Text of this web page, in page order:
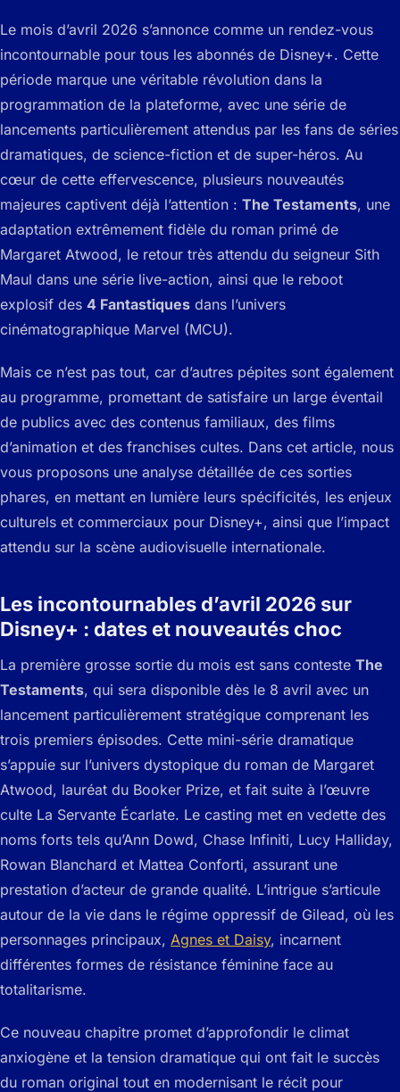
Le mois d’avril 2026 s’annonce comme un rendez-vous
incontournable pour tous les abonnés de Disney+. Cette
période marque une véritable révolution dans la
programmation de la plateforme, avec une série de
lancements particulièrement attendus par les fans de séries
dramatiques, de science-fiction et de super-héros. Au
cœur de cette effervescence, plusieurs nouveautés
majeures captivent déjà l’attention : The Testaments, une
adaptation extrêmement fidèle du roman primé de
Margaret Atwood, le retour très attendu du seigneur Sith
Maul dans une série live-action, ainsi que le reboot
explosif des 4 Fantastiques dans l’univers
cinématographique Marvel (MCU).
Mais ce n’est pas tout, car d’autres pépites sont également
au programme, promettant de satisfaire un large éventail
de publics avec des contenus familiaux, des films
d’animation et des franchises cultes. Dans cet article, nous
vous proposons une analyse détaillée de ces sorties
phares, en mettant en lumière leurs spécificités, les enjeux
culturels et commerciaux pour Disney+, ainsi que l’impact
attendu sur la scène audiovisuelle internationale.
Les incontournables d’avril 2026 sur
Disney+ : dates et nouveautés choc
La première grosse sortie du mois est sans conteste The
Testaments, qui sera disponible dès le 8 avril avec un
lancement particulièrement stratégique comprenant les
trois premiers épisodes. Cette mini-série dramatique
s’appuie sur l’univers dystopique du roman de Margaret
Atwood, lauréat du Booker Prize, et fait suite à l’œuvre
culte La Servante Écarlate. Le casting met en vedette des
noms forts tels qu’Ann Dowd, Chase Infiniti, Lucy Halliday,
Rowan Blanchard et Mattea Conforti, assurant une
prestation d’acteur de grande qualité. L’intrigue s’articule
autour de la vie dans le régime oppressif de Gilead, où les
personnages principaux, Agnes et Daisy, incarnent
différentes formes de résistance féminine face au
totalitarisme.
Ce nouveau chapitre promet d’approfondir le climat
anxiogène et la tension dramatique qui ont fait le succès
du roman original tout en modernisant le récit pour